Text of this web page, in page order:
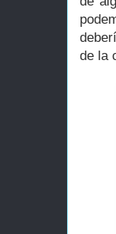
de la